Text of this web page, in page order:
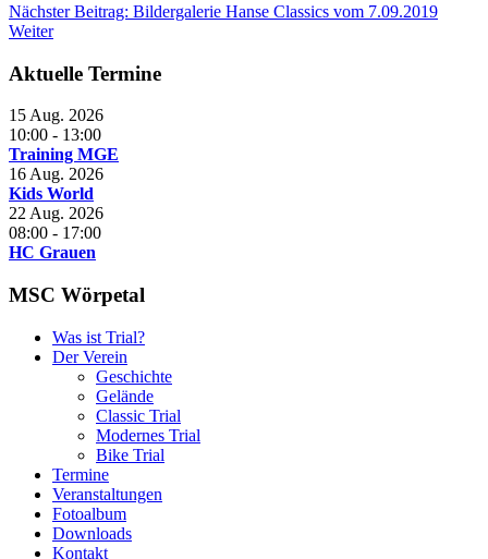
Nächster Beitrag: Bildergalerie Hanse Classics vom 7.09.2019
Weiter
Aktuelle Termine
15 Aug. 2026
10:00 - 13:00
Training MGE
16 Aug. 2026
Kids World
22 Aug. 2026
08:00 - 17:00
HC Grauen
MSC Wörpetal
Was ist Trial?
Der Verein
Geschichte
Gelände
Classic Trial
Modernes Trial
Bike Trial
Termine
Veranstaltungen
Fotoalbum
Downloads
Kontakt